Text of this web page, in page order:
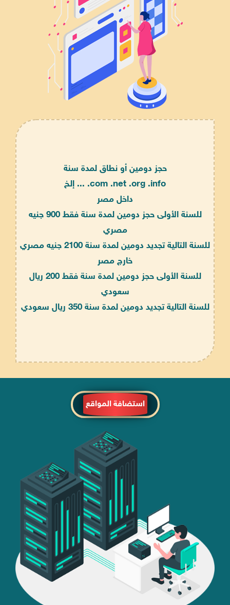
حجز دومين أو نطاق لمدة سنة
com .net .org .info. ... إلخ
داخل مصر
للسنة الأولى حجز دومين لمدة سنة فقط 900 جنيه
مصري
للسنة التالية تجديد دومين لمدة سنة 2100 جنيه مصري
خارج مصر
للسنة الأولى حجز دومين لمدة سنة فقط 200 ريال
سعودي
للسنة التالية تجديد دومين لمدة سنة 350 ريال سعودي
استضافة المواقع